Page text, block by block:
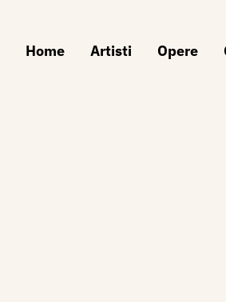
Home Artisti Opere